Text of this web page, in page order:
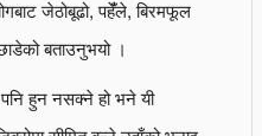
जेठोबूढो, पहेँंले, बिरमफूल
बताउनुभयो ।
हुन नसक्ने हो भने यी